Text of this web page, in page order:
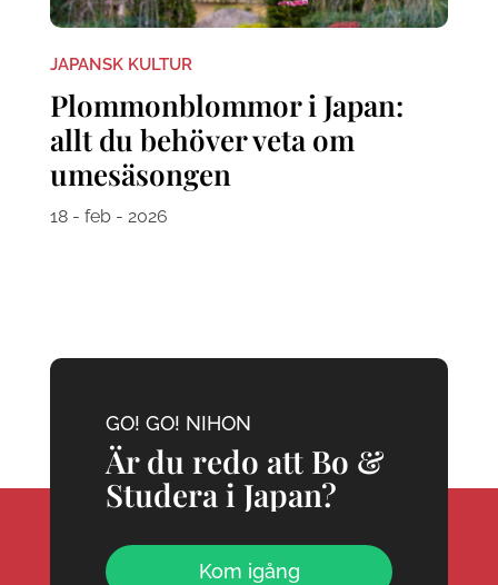
JAPANSK KULTUR
Plommonblommor i Japan:
allt du behöver veta om
umesäsongen
18 - feb - 2026
GO! GO! NIHON
Är du redo att Bo &
Studera i Japan?
Kom igång